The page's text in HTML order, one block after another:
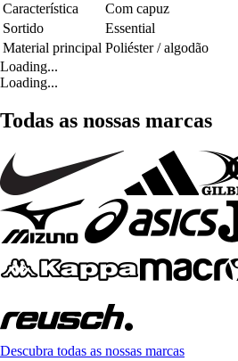
Característica
Com capuz
Sortido
Essential
Material principal Poliéster / algodão
Loading...
Loading...
Todas as nossas marcas
Descubra todas as nossas marcas